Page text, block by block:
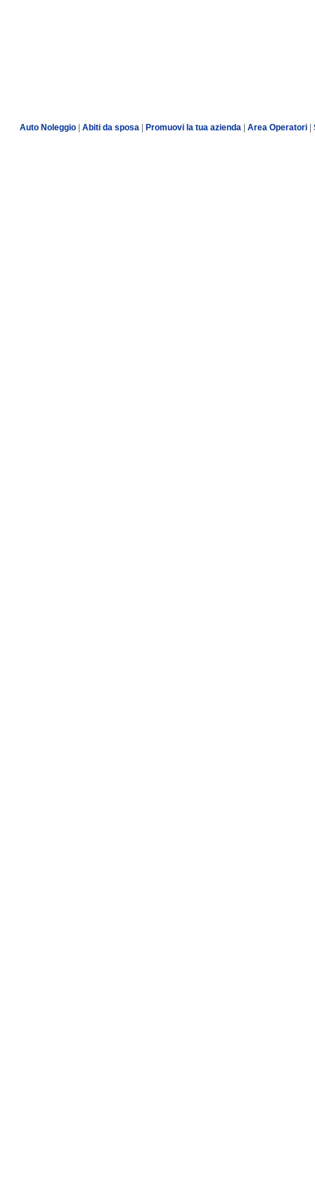
Auto Noleggio Abiti da sposa Promuovi la tua azienda Area Operatori